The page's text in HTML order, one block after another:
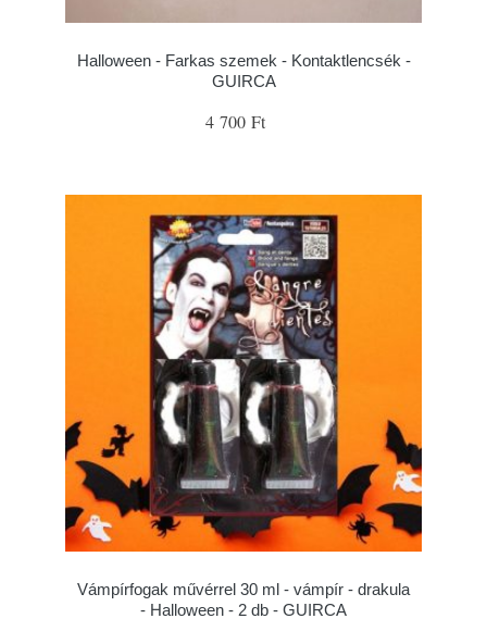
Halloween - Farkas szemek - Kontaktlencsék -
GUIRCA
4 700 Ft
Vámpírfogak művérrel 30 ml - vámpír - drakula
- Halloween - 2 db - GUIRCA